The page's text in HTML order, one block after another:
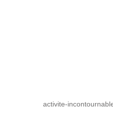
activite-